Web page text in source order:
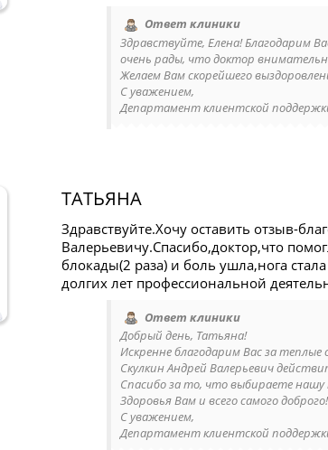
Ответ клиники
Здравствуйте, Елена! Благодарим
очень рады, что доктор
Желаем Вам скорейшего
С уважением,
Департамент клиентской
ТАТЬЯНА
Здравствуйте.Хочу оставить отзыв-
Валерьевичу.Спасибо,доктор,что
блокады(2 раза) и боль ушла,нога
долгих лет профессиональной
Ответ клиники
Добрый день, Татьяна!
Искренне благодарим Вас за теплые
Скулкин Андрей Валерьевич
Спасибо за то, что выбираете нашу
Здоровья Вам и всего самого доброго!
С уважением,
Департамент клиентской